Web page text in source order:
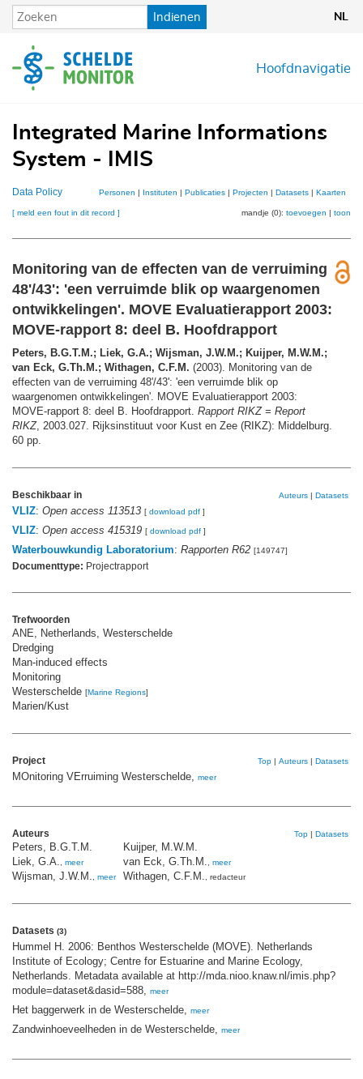
Overslaan
en
de
inhoud
Indienen NL
Hoofdnavigatie
Integrated Marine Informations
System - IMIS
Data Policy Personen | Instituten | Publicaties| Projecten | Datasets| Kaarten
[ meld een fout in dit record ] mandje (0): toevoegen | toon
Monitoring van de effecten van de verruiming
48'/43': 'een verruimde blik op waargenomen
ontwikkelingen'. MOVE Evaluatierapport 2003:
MOVE-rapport 8: deel B. Hoofdrapport
Peters, B.G.T.M.; Liek, G.A.; Wijsman, J.W.M.; Kuijper, M.W.M.;
van Eck, G.Th.M.; Withagen, C.F.M. (2003). Monitoring van de
effecten van de verruiming 48'/43': 'een verruimde blik op
waargenomen ontwikkelingen'. MOVE Evaluatierapport 2003:
MOVE-rapport 8: deel B. Hoofdrapport. Rapport RIKZ = Report
RIKZ, 2003.027. Rijksinstituut voor Kust en Zee (RIKZ): Middelburg.
60 pp.
Beschikbaar in Auteurs | Datasets
VLIZ: Open access 113513 [ download pdf ]
VLIZ: Open access 415319 [ download pdf ]
Waterbouwkundig Laboratorium: Rapporten R62 [149747]
Documenttype: Projectrapport
Trefwoorden
ANE, Netherlands, Westerschelde
Dredging
Man-induced effects
Monitoring
Westerschelde [Marine Regions]
Marien/Kust
Project Top | Auteurs | Datasets
MOnitoring VErruiming Westerschelde, meer
Auteurs Top | Datasets
Peters, B.G.T.M.
Liek, G.A.
meer
Wijsman, J.W.M. meer
Kuijper, M.W.M.
van Eck, G.Th.M.
meer
Withagen, C.F.M. , redacteur
Datasets (3)
Hummel H. 2006: Benthos Westerschelde (MOVE). Netherlands
Institute of Ecology; Centre for Estuarine and Marine Ecology,
Netherlands. Metadata available at http://mda.nioo.knaw.nl/imis.php?
module=dataset&dasid=588,
meer
Het baggerwerk in de Westerschelde, meer
Zandwinhoeveelheden in de Westerschelde, meer